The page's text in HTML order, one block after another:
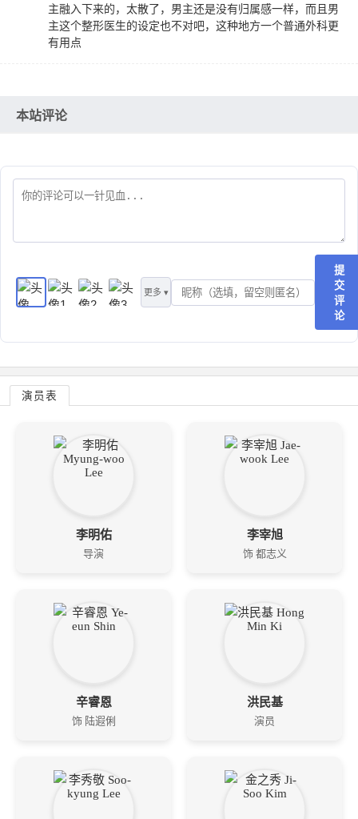
主融入下来的，太散了，男主还是没有归属感一样，而且男
主这个整形医生的设定也不对吧，这种地方一个普通外科更
有用点
本站评论
更多 ▾
提
交
评
论
演员表
李明佑
导演
李宰旭
饰 都志义
辛睿恩
饰 陆遐俐
洪民基
演员